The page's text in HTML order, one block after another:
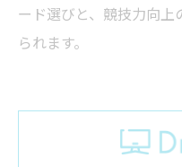
ード選びと、競技力向
られます。